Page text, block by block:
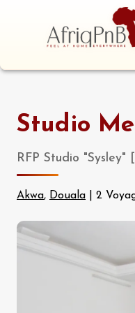
Studio
RFP Studio "Sysley"
Akwa, Douala 2